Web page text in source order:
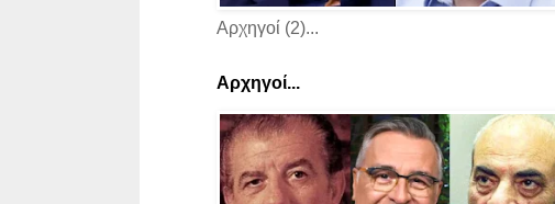
Αρχηγοί (2)...
Αρχηγοί...